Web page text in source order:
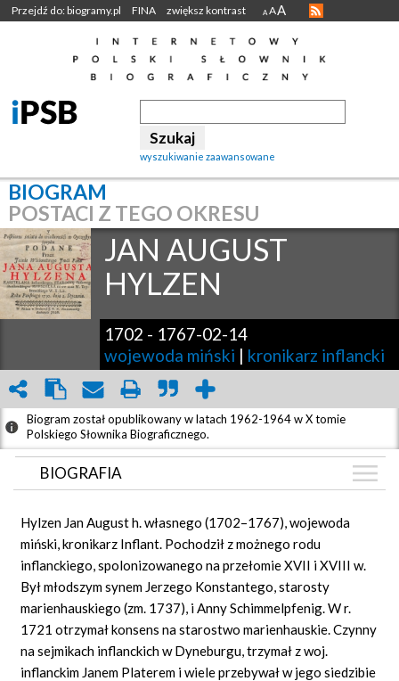
Przejdź do: biogramy.pl FINA zwiększ kontrast A AA
wyszukiwanie zaawansowane
BIOGRAM
POSTACI Z TEGO OKRESU
JAN AUGUST
HYLZEN
1702 - 1767-02-14
wojewoda miński | kronikarz inflancki
Biogram został opublikowany w latach 1962-1964 w X tomie
Polskiego Słownika Biograficznego.
BIOGRAFIA
ZDJĘCIA (1)
GRAF POWIĄZAŃ
DYSKUSJA
Mapa
Hylzen Jan August h. własnego(1702–1767),wojewoda
miński, kronikarz Inflant. Pochodził z możnego rodu
inflanckiego, spolonizowanego na przełomie XVII i XVIII w.
Był młodszym synem Jerzego Konstantego, starosty
marienhauskiego (zm. 1737), i Anny Schimmelpfenig. W r.
1721otrzymał konsens na starostwo marienhauskie. Czynny
na sejmikach inflanckich w Dyneburgu, trzymał z woj.
inflanckim Janem Platerem i wiele przebywał w jego siedzibie